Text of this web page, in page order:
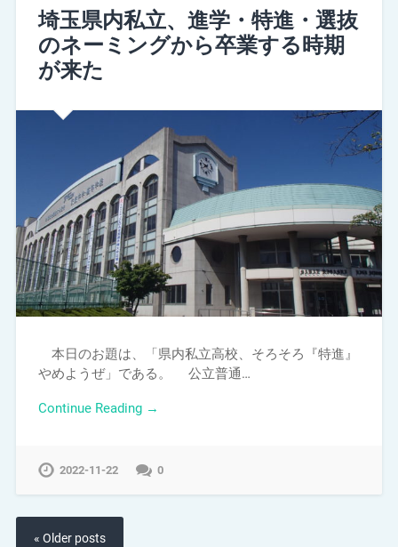
埼玉県内私立、進学・特進・選抜
のネーミングから卒業する時期
が来た
本日のお題は、「県内私立高校、そろそろ『特進』
やめようぜ」である。 公立普通…
Continue Reading →
2022-11-22 0
« Older posts